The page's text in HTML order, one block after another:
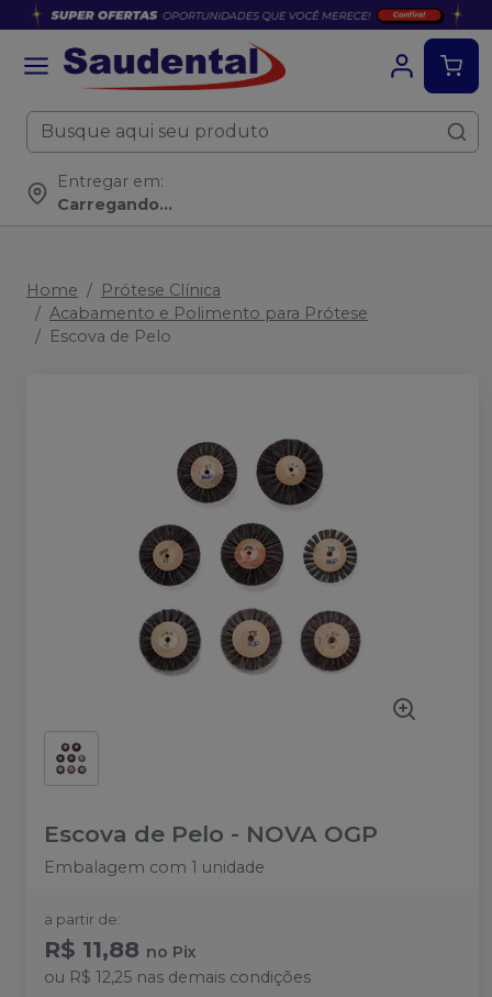
Entregar em:
Carregando...
Home
Prótese Clínica
Acabamento e Polimento para Prótese
Escova de Pelo
Escova de Pelo - NOVA OGP
Embalagem com 1 unidade
a partir de:
R$ 11,88 no Pix
ou R$ 12,25 nas demais condições